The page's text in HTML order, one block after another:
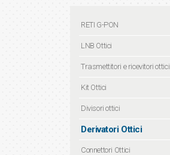
RETI G-PON
LNB Ottici
Trasmettitori e ricevitori ottici
Kit Ottici
Divisori ottici
Derivatori Ottici
Connettori Ottici